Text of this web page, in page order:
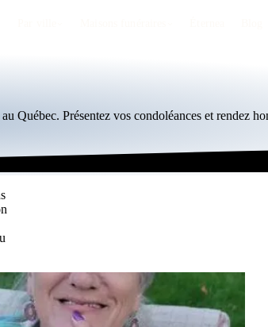
Québec. Présentez vos condoléances et rendez